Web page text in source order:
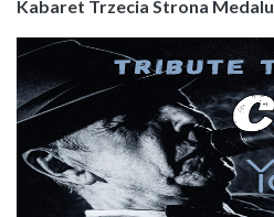
Kabaret Trzecia Strona Medalu